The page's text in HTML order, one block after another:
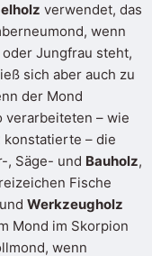
verwendet, das
wenn
Jungfrau steht,
sich aber auch zu
der Mond
verarbeiteten – wie
konstatierte – die
, Säge- und Bauholz,
Fische
Werkzeugholz
Mond im Skorpion
wenn